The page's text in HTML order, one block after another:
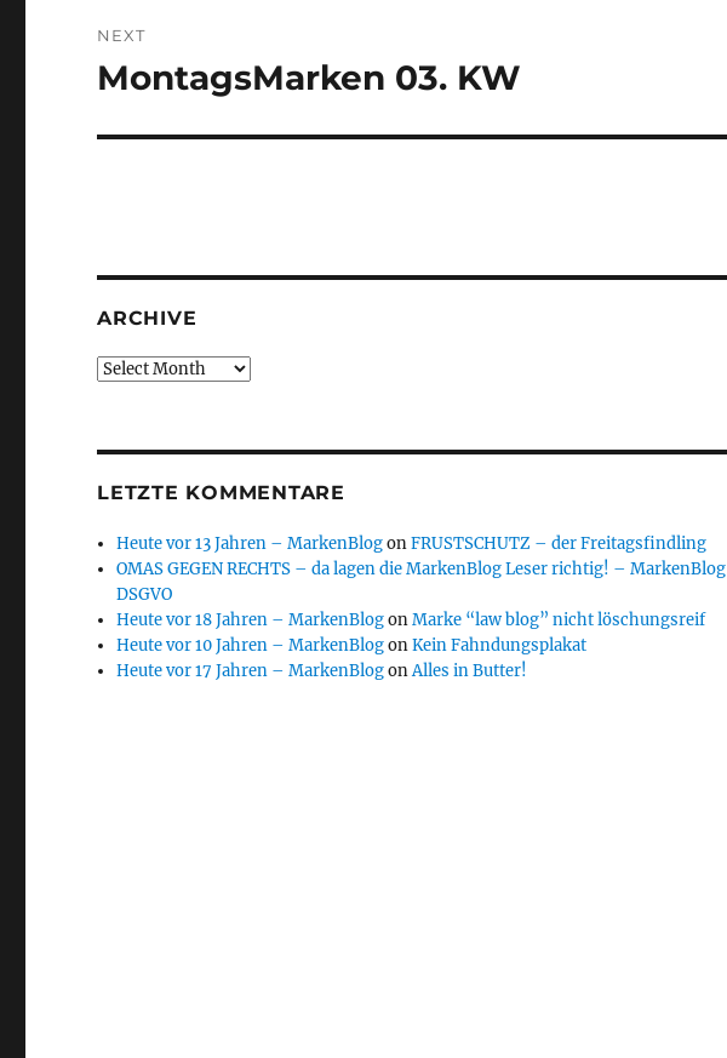
NEXT
Next
MontagsMarken 03. KW
ARCHIVE
Archive
LETZTE KOMMENTARE
Heute vor 13 Jahren – MarkenBlogonFRUSTSCHUTZ – der Freitagsfindling
OMAS GEGEN RECHTS – da lagen die MarkenBlog Leser richtig! – MarkenBlog
DSGVO
Heute vor 18 Jahren – MarkenBlogonMarke “law blog” nicht löschungsreif
Heute vor 10 Jahren – MarkenBlogonKein Fahndungsplakat
Heute vor 17 Jahren – MarkenBlogonAlles in Butter!